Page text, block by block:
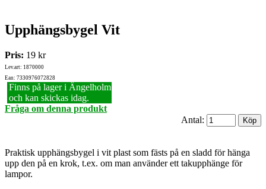
Upphängsbygel Vit
Pris: 19 kr
Lev.art: 1870000
Ean: 7330976072828
Finns på lager i Ängelholm
och kan skickas idag.
Fråga om denna produkt
Antal:
Praktisk upphängsbygel i vit plast som fästs på en sladd för hänga
upp den på en krok, t.ex. om man använder ett takupphänge för
lampor.